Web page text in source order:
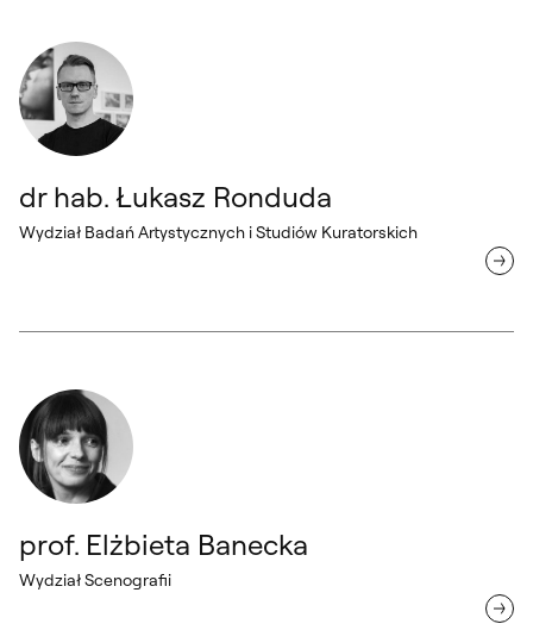
dr hab. Łukasz Ronduda
Wydział Badań Artystycznych i Studiów Kuratorskich
prof. Elżbieta Banecka
Wydział Scenografii